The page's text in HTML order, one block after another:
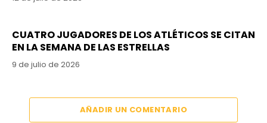
CUATRO JUGADORES DE LOS ATLÉTICOS SE CITAN
EN LA SEMANA DE LAS ESTRELLAS
9 de julio de 2026
AÑADIR UN COMENTARIO